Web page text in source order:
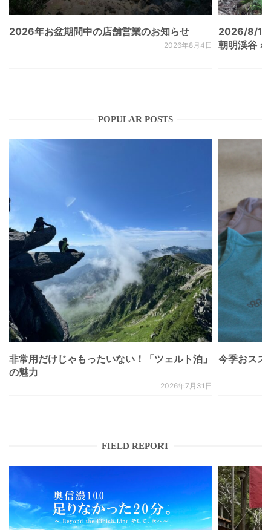
2026年お盆期間中の店舗営業のお知らせ
2026年8月4日
2026/8/
朝明渓谷 ×
POPULAR POSTS
非常用だけじゃもったいない！「ツェルト泊」
の魅力
2026年7月31日
今季おスス
FIELD REPORT